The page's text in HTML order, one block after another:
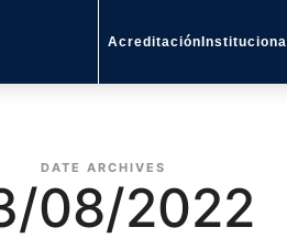
AcreditaciónInstitucional
DATE ARCHIVES
08/2022